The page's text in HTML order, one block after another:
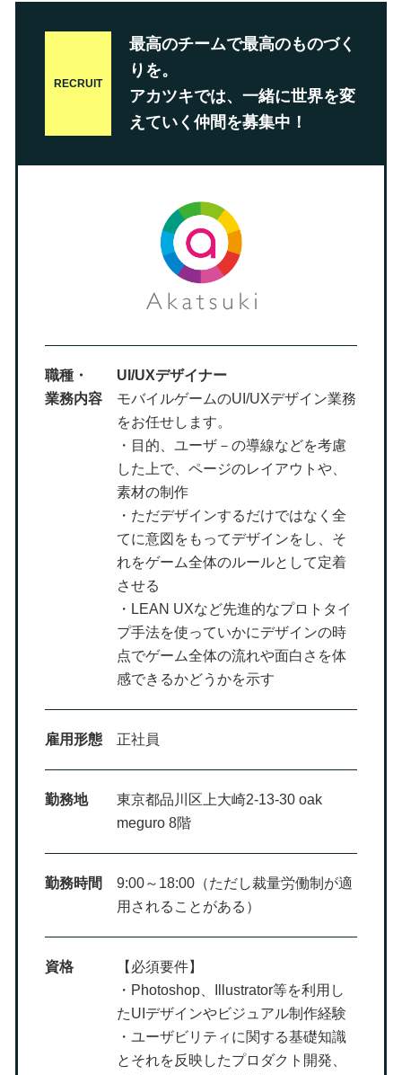
RECRUIT
最高のチームで最高のものづく
りを。
アカツキでは、一緒に世界を変
えていく仲間を募集中！
職種・
業務内容
UI/UXデザイナー
モバイルゲームのUI/UXデザイン業務
をお任せします。
・目的、ユーザ－の導線などを考慮
した上で、ページのレイアウトや、
素材の制作
・ただデザインするだけではなく全
てに意図をもってデザインをし、そ
れをゲーム全体のルールとして定着
させる
・LEAN UXなど先進的なプロトタイ
プ手法を使っていかにデザインの時
点でゲーム全体の流れや面白さを体
感できるかどうかを示す
雇用形態 正社員
勤務地
東京都品川区上大崎2-13-30 oak
meguro 8階
勤務時間
9:00～18:00（ただし裁量労働制が適
用されることがある）
資格
【必須要件】
・Photoshop、Illustrator等を利用し
たUIデザインやビジュアル制作経験
・ユーザビリティに関する基礎知識
とそれを反映したプロダクト開発、